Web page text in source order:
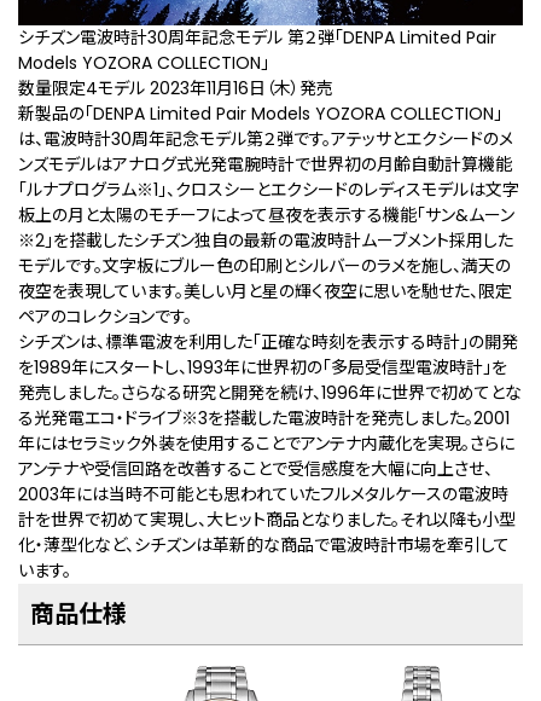
シチズン電波時計30周年記念モデル 第２弾「DENPA Limited Pair
Models YOZORA COLLECTION」
数量限定4モデル 2023年11月16日（木）発売
新製品の「DENPA Limited Pair Models YOZORA COLLECTION」
は、電波時計30周年記念モデル第２弾です。アテッサとエクシードのメ
ンズモデルはアナログ式光発電腕時計で世界初の月齢自動計算機能
「ルナプログラム※1 」、クロスシーとエクシードのレディスモデルは文字
板上の月と太陽のモチーフによって昼夜を表示する機能「サン&ムーン
※2 」を搭載したシチズン独自の最新の電波時計ムーブメント採用した
モデルです。文字板にブルー色の印刷とシルバーのラメを施し、満天の
夜空を表現しています。美しい月と星の輝く夜空に思いを馳せた、限定
ペアのコレクションです。
シチズンは、標準電波を利用した「正確な時刻を表示する時計」の開発
を1989年にスタートし、1993年に世界初の「多局受信型電波時計」を
発売しました。さらなる研究と開発を続け、1996年に世界で初めてとな
る光発電エコ・ドライブ※3を搭載した電波時計を発売しました。2001
年にはセラミック外装を使用することでアンテナ内蔵化を実現。さらに
アンテナや受信回路を改善することで受信感度を大幅に向上させ、
2003年には当時不可能とも思われていたフルメタルケースの電波時
計を世界で初めて実現し、大ヒット商品となりました。それ以降も小型
化・薄型化など、シチズンは革新的な商品で電波時計市場を牽引して
います。
商品仕様